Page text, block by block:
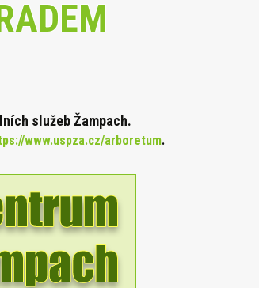
služeb Žampach.
www.uspza.cz/arboretum.